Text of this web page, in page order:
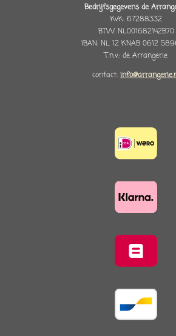
Bedrijfsgegevens de
KvK: 67288332
BTW: NL001682142B70
IBAN: NL 12 KNAB 0612
T.n.v.: de Arrangerie
contact: